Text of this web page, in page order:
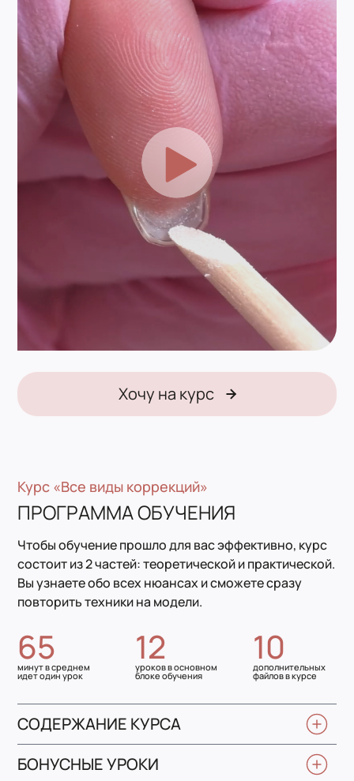
Хочу на курс
Курс «Все виды коррекций»
ПРОГРАММА ОБУЧЕНИЯ
Чтобы обучение прошло для вас эффективно, курс
состоит из 2 частей: теоретической и практической.
Вы узнаете обо всех нюансах и сможете сразу
повторить техники на модели.
65
минут в среднем
идет один урок
12
уроков в основном
блоке обучения
10
дополнительных
файлов в курсе
СОДЕРЖАНИЕ КУРСА
Общая продолжительность уроков: 14 часов (840 минут)
БОНУСНЫЕ УРОКИ